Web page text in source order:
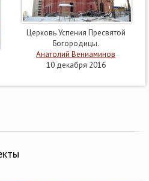
Церковь Успения Пресвятой
Богородицы.
Анатолий Вениаминов
10 декабря 2016